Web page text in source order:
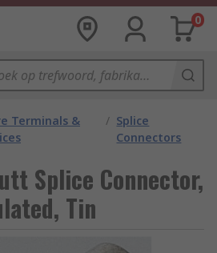
0
Terminals &
/ Splice
Connectors
Splice Connector,
Tin